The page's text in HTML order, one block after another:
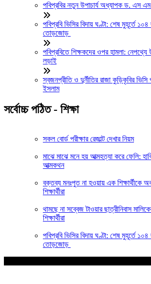
পবিপ্রবির নতুন উপাচার্য অধ্যাপক ড. এস এম
পবিপ্রবি ভিসির বিদায় ঘণ্টা: শেষ মুহূর্তে
তোড়জোড়
পবিপ্রবিতে শিক্ষকদের ওপর হামলা: নেপথ্যে
লড়াই
স্বজনপ্রীতি ও দুর্নীতির রাজা কুড়িকৃবির
ইসলাম
সর্বোচ্চ পঠিত - শিক্ষা
সকল বোর্ড পরীক্ষার রেজাল্ট দেখার নিয়ম
মাঝে মাঝে মনে হয় আত্মহত্যা করে ফেলি:
আত্মকথন
বক্তব্য মনঃপুত না হওয়ায় এক শিক্ষার্থীকে
শিক্ষার্থীরা
থামছে না সব্বেজ টাওয়ার ছাত্রীনিবাস
শিক্ষার্থীরা
পবিপ্রবি ভিসির বিদায় ঘণ্টা: শেষ মুহূর্তে
তোড়জোড়